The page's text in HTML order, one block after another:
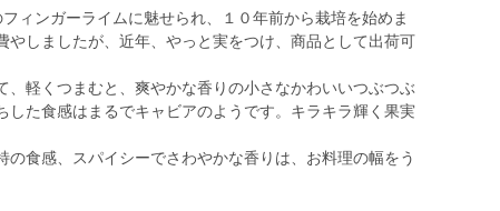
ィンガーライムに魅せられ、１０年前から栽培を始めま
やしましたが、近年、やっと実をつけ、商品として出荷可
、軽くつまむと、爽やかな香りの小さなかわいいつぶつぶ
した食感はまるでキャビアのようです。キラキラ輝く果実
の食感、スパイシーでさわやかな香りは、お料理の幅をう